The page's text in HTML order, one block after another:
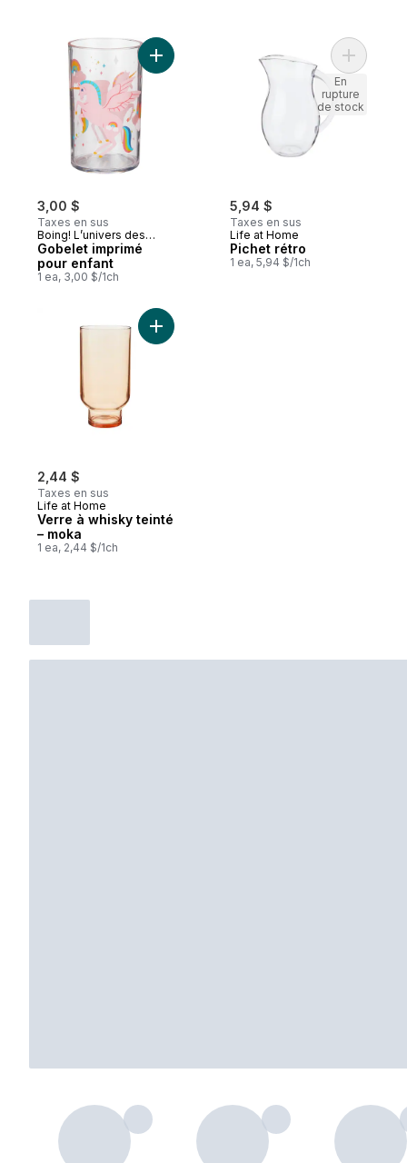
3,00 $
Taxes en sus
Boing! L’univers des
petits
Gobelet imprimé
pour enfant
1 ea, 3,00 $/1ch
Ajouter Gobelet imprimé pour enfant au
5,94 $
Taxes en sus
Life at Home
Pichet rétro
1 ea, 5,94 $/1ch
Ajouter
En
rupture
de stock
2,44 $
Taxes en sus
Life at Home
Verre à whisky teinté
– moka
1 ea, 2,44 $/1ch
Ajouter Verre à whisky teinté – moka au